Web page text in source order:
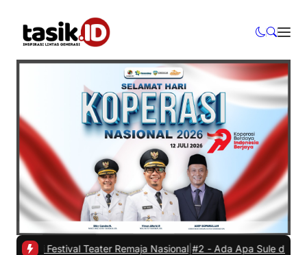
Teater Remaja Nasional |#2 -Ada Apa Sule di Kejaksaan